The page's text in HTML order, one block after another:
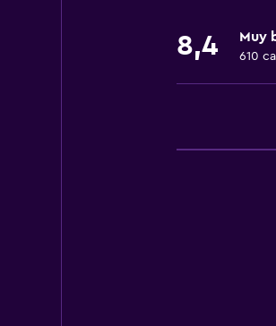
Artículos de
8,4 Muy
610